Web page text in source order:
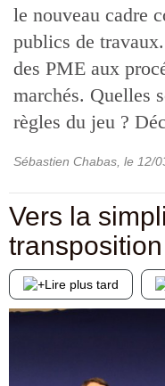
le nouveau cadre
publics de
des PME aux
marchés. Quelles
règles du jeu ?
Sébastien Chabas , le 12/
Vers la
Lire plus tard